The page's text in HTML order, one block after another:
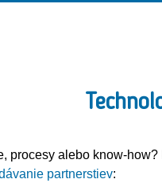
procesy alebo know-
partnerstiev: